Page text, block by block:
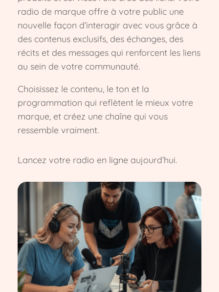
radio de marque offre à votre public une
nouvelle façon d’interagir avec vous grâce à
des contenus exclusifs, des échanges, des
récits et des messages qui renforcent les liens
au sein de votre communauté.
Choisissez le contenu, le ton et la
programmation qui reflètent le mieux votre
marque, et créez une chaîne qui vous
ressemble vraiment.
Lancez votre radio en ligne aujourd’hui.